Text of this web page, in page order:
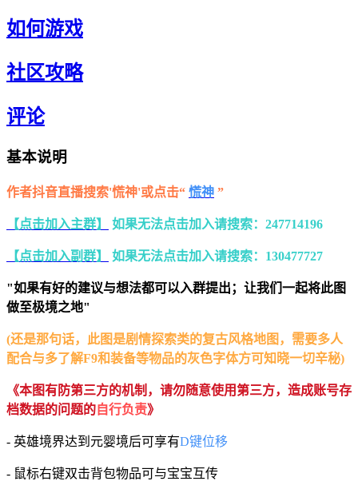
如何游戏
社区攻略
评论
基本说明
作者抖音直播搜索'慌神'或点击“ 慌神 ”
【点击加入主群】 如果无法点击加入请搜索：247714196
【点击加入副群】 如果无法点击加入请搜索：130477727
"如果有好的建议与想法都可以入群提出；让我们一起将此图
做至极境之地"
(还是那句话，此图是剧情探索类的复古风格地图，需要多人
配合与多了解F9和装备等物品的灰色字体方可知晓一切辛秘)
《本图有防第三方的机制，请勿随意使用第三方，造成账号存
档数据的问题的自行负责》
- 英雄境界达到元婴境后可享有D键位移
- 鼠标右键双击背包物品可与宝宝互传